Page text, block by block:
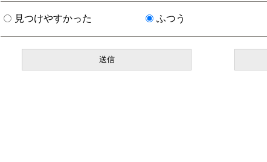
見つけやすかった ふつう